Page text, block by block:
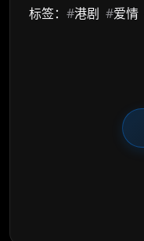
标签： #港剧 #爱情